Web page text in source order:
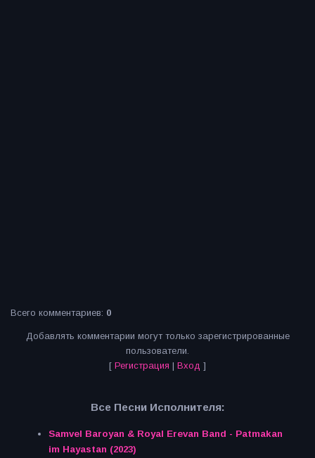
Всего комментариев: 0
Добавлять комментарии могут только зарегистрированные
пользователи.
[ Регистрация | Вход ]
Все Песни Исполнителя:
Samvel Baroyan & Royal Erevan Band - Patmakan
im Hayastan (2023)